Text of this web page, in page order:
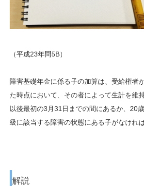
（平成23年問5B）
障害基礎年金に係る子の加算は、受給権者
た時点において、その者によって生計を維
以後最初の3月31日までの間にあるか、20
級に該当する障害の状態にある子がなけれ
解説